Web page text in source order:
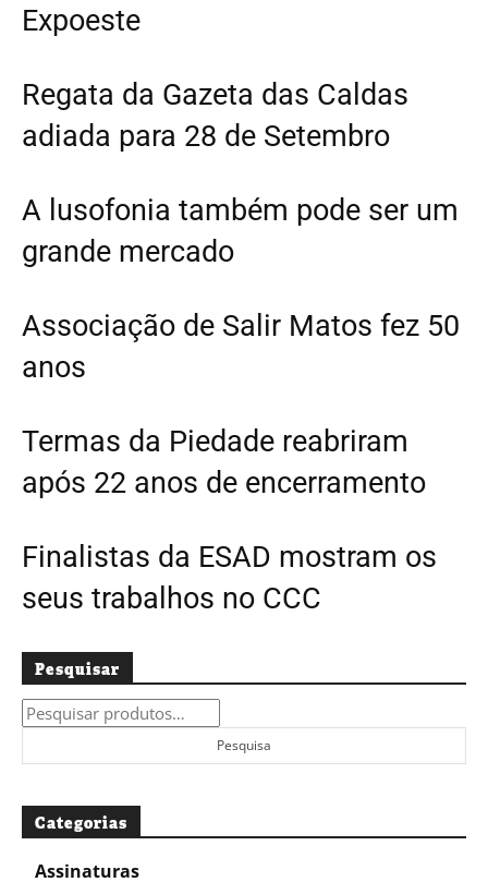
Expoeste
Regata da Gazeta das Caldas
adiada para 28 de Setembro
A lusofonia também pode ser um
grande mercado
Associação de Salir Matos fez 50
anos
Termas da Piedade reabriram
após 22 anos de encerramento
Finalistas da ESAD mostram os
seus trabalhos no CCC
Pesquisar
Pesquisar
por:
Pesquisa
Categorias
Assinaturas